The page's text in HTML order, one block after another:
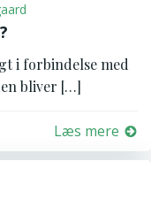
i forbindelse med
bliver […]
Læs mere